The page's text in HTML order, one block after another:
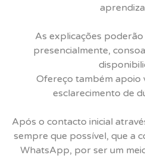
As explicações
presencialmente,
Ofereço também apoio
esclarecimento de
Após o contacto inicial
sempre que possível, que a
WhatsApp, por ser um